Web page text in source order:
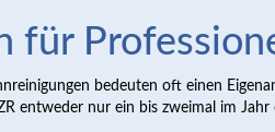
für
bedeuten oft einen
entweder nur ein bis zweimal im